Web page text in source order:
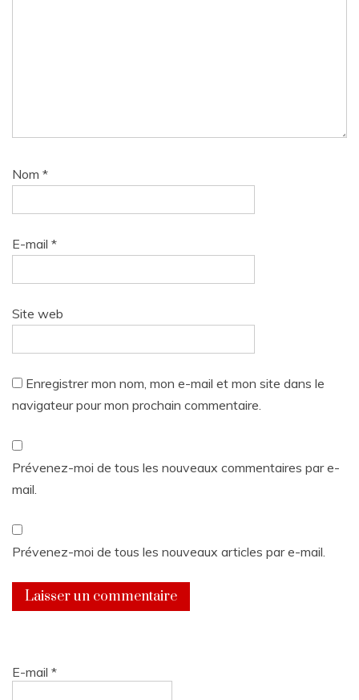
Nom *
E-mail *
Site web
Enregistrer mon nom, mon e-mail et mon site dans le
navigateur pour mon prochain commentaire.
Prévenez-moi de tous les nouveaux commentaires par e-
mail.
Prévenez-moi de tous les nouveaux articles par e-mail.
E-mail *